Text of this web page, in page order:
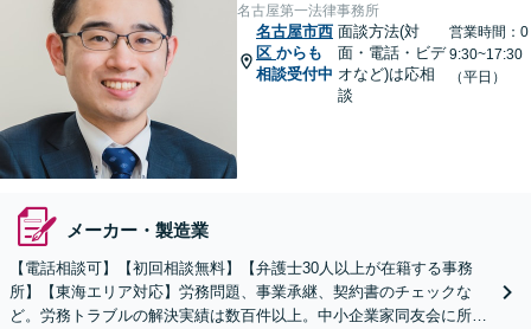
名古屋第一法律事務所
名古屋市西
区 からも
相談受付中
面談方法(対
面・電話・ビデ
オなど)は応相
談
営業時間：0
9:30~17:30
（平日）
メーカー・製造業
【電話相談可】【初回相談無料】【弁護士30人以上が在籍する事務
所】【東海エリア対応】労務問題、事業承継、契約書のチェックな
ど。労務トラブルの解決実績は数百件以上。中小企業家同友会に所属